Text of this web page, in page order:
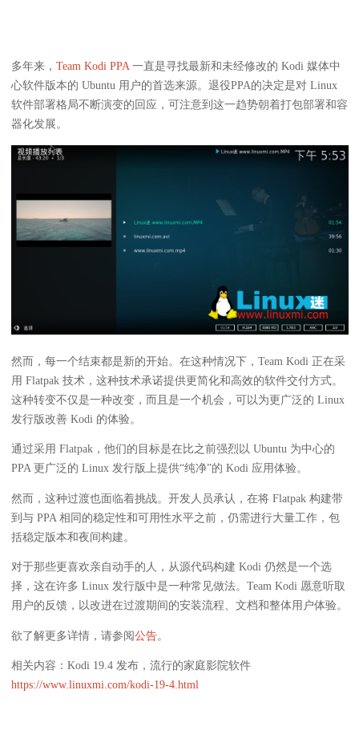
多年来， Team Kodi PPA一直是寻找最新和未经修改的 Kodi 媒体中
心软件版本的 Ubuntu 用户的首选来源。退役PPA的决定是对 Linux
软件部署格局不断演变的回应，可注意到这一趋势朝着打包部署和容
器化发展。
然而，每一个结束都是新的开始。在这种情况下，Team Kodi 正在采
用 Flatpak 技术，这种技术承诺提供更简化和高效的软件交付方式。
这种转变不仅是一种改变，而且是一个机会，可以为更广泛的 Linux
发行版改善 Kodi 的体验。
通过采用 Flatpak，他们的目标是在比之前强烈以 Ubuntu 为中心的
PPA 更广泛的 Linux 发行版上提供“纯净”的 Kodi 应用体验。
然而，这种过渡也面临着挑战。开发人员承认，在将 Flatpak 构建带
到与 PPA 相同的稳定性和可用性水平之前，仍需进行大量工作，包
括稳定版本和夜间构建。
对于那些更喜欢亲自动手的人，从源代码构建 Kodi 仍然是一个选
择，这在许多 Linux 发行版中是一种常见做法。Team Kodi 愿意听取
用户的反馈，以改进在过渡期间的安装流程、文档和整体用户体验。
欲了解更多详情，请参阅公告。
相关内容：Kodi 19.4 发布，流行的家庭影院软件
https://www.linuxmi.com/kodi-19-4.html